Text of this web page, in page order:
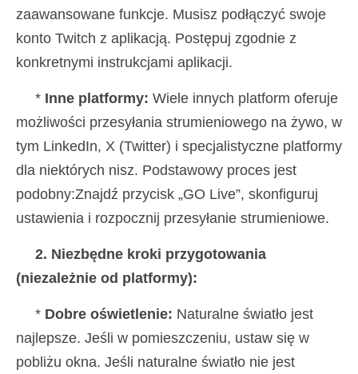
zaawansowane funkcje. Musisz podłączyć swoje
konto Twitch z aplikacją. Postępuj zgodnie z
konkretnymi instrukcjami aplikacji.
* Inne platformy: Wiele innych platform oferuje
możliwości przesyłania strumieniowego na żywo, w
tym LinkedIn, X (Twitter) i specjalistyczne platformy
dla niektórych nisz. Podstawowy proces jest
podobny:Znajdź przycisk „GO Live”, skonfiguruj
ustawienia i rozpocznij przesyłanie strumieniowe.
2. Niezbędne kroki przygotowania
(niezależnie od platformy):
* Dobre oświetlenie: Naturalne światło jest
najlepsze. Jeśli w pomieszczeniu, ustaw się w
pobliżu okna. Jeśli naturalne światło nie jest